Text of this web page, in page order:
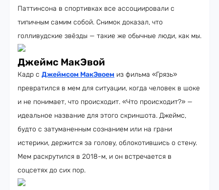
Паттинсона в спортивках все ассоциировали с
типичным самим собой. Снимок доказал, что
голливудские звёзды — такие же обычные люди, как мы.
Джеймс МакЭвой
Кадр с Джеймсом МакЭвоем из фильма «Грязь»
превратился в мем для ситуации, когда человек в шоке
и не понимает, что происходит. «Что происходит?» —
идеальное название для этого скриншота. Джеймс,
будто с затуманенным сознанием или на грани
истерики, держится за голову, облокотившись о стену.
Мем раскрутился в 2018-м, и он встречается в
соцсетях до сих пор.